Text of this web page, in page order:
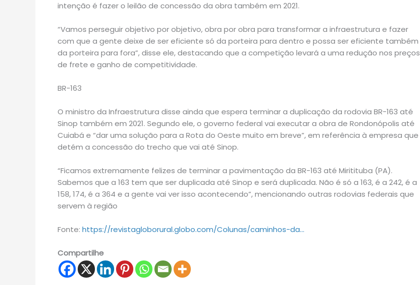
intenção é fazer o leilão de concessão da obra também em 2021.
“Vamos perseguir objetivo por objetivo, obra por obra para transformar a infraestrutura e fazer
com que a gente deixe de ser eficiente só da porteira para dentro e possa ser eficiente também
da porteira para fora”, disse ele, destacando que a competição levará a uma redução nos preços
de frete e ganho de competitividade.
BR-163
O ministro da Infraestrutura disse ainda que espera terminar a duplicação da rodovia BR-163 até
Sinop também em 2021. Segundo ele, o governo federal vai executar a obra de Rondonópolis até
Cuiabá e “dar uma solução para a Rota do Oeste muito em breve”, em referência à empresa que
detém a concessão do trecho que vai até Sinop.
“Ficamos extremamente felizes de terminar a pavimentação da BR-163 até Miritituba (PA).
Sabemos que a 163 tem que ser duplicada até Sinop e será duplicada. Não é só a 163, é a 242, é a
158, 174, é a 364 e a gente vai ver isso acontecendo”, mencionando outras rodovias federais que
servem à região
Fonte: https://revistagloborural.globo.com/Colunas/caminhos-da…
Compartilhe